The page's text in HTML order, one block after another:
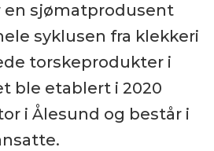
en sjømatprodusent
syklusen fra klekkeri
torskeprodukter i
ble etablert i 2020
i Ålesund og består i